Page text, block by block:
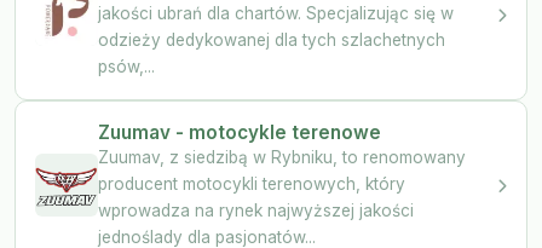
jakości ubrań dla chartów. Specjalizując się w
odzieży dedykowanej dla tych szlachetnych
psów,...
Zuumav - motocykle terenowe
Zuumav, z siedzibą w Rybniku, to renomowany
producent motocykli terenowych, który
wprowadza na rynek najwyższej jakości
jednoślady dla pasjonatów...